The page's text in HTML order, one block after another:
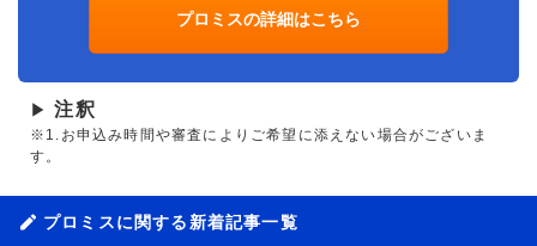
プロミスの詳細はこちら
▶ 注釈
※1.お申込み時間や審査によりご希望に添えない場合がございま
す。
プロミスに関する新着記事一覧